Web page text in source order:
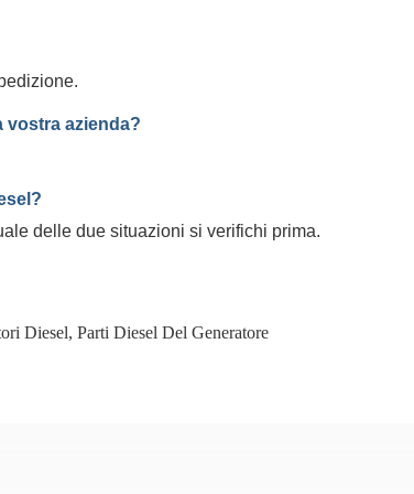
vostra azienda?
delle due situazioni si verifichi prima.
Diesel, Parti Diesel Del Generatore